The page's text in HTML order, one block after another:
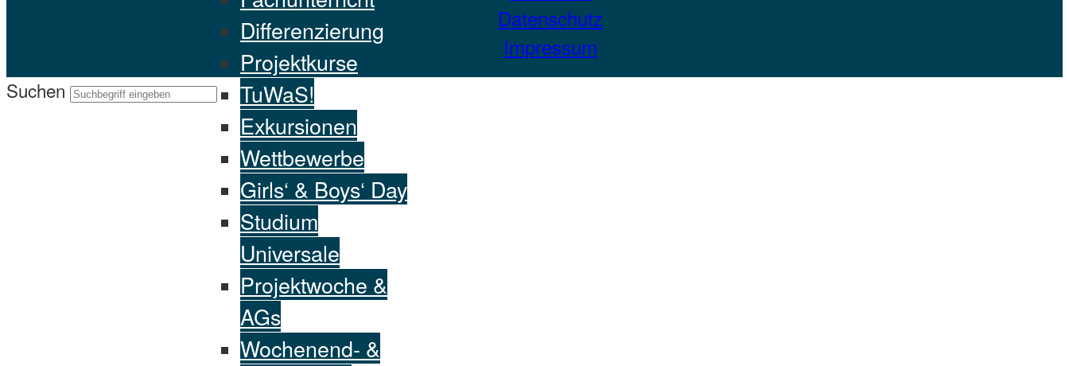
Differenzierung
Projektkurse
TuWaS!
Exkursionen
Wettbewerbe
Girls‘ & Boys‘ Day
Studium
Universale
Projektwoche &
AGs
Wochenend- &
Datenschutz
Impressum
Suchen